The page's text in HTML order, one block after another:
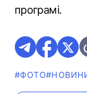
програмі.
#ФОТО